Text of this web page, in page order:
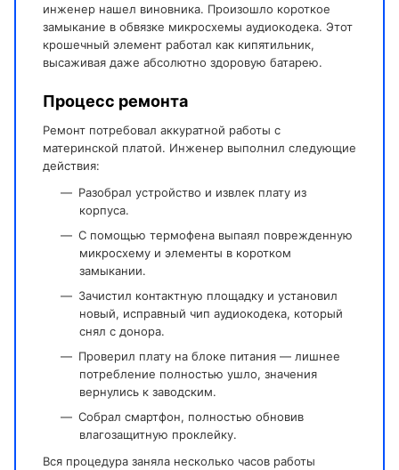
инженер нашел виновника. Произошло короткое
замыкание в обвязке микросхемы аудиокодека. Этот
крошечный элемент работал как кипятильник,
высаживая даже абсолютно здоровую батарею.
Процесс ремонта
Ремонт потребовал аккуратной работы с
материнской платой. Инженер выполнил следующие
действия:
Разобрал устройство и извлек плату из
корпуса.
С помощью термофена выпаял поврежденную
микросхему и элементы в коротком
замыкании.
Зачистил контактную площадку и установил
новый, исправный чип аудиокодека, который
снял с донора.
Проверил плату на блоке питания — лишнее
потребление полностью ушло, значения
вернулись к заводским.
Собрал смартфон, полностью обновив
влагозащитную проклейку.
Вся процедура заняла несколько часов работы